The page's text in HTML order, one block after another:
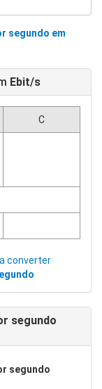
segundo em
Ebit/s
C
converter
segundo
segundo